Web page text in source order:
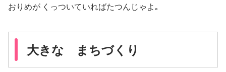
おりめが くっついていればたつんじゃよ｡
大きな まちづくり